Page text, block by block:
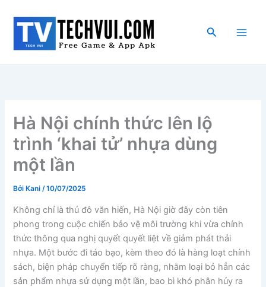
dung
Tìm
Hà Nội chính thức lên lộ
trình ‘khai tử’ nhựa dùng
một lần
Bởi Kani/10/07/2025
Không chỉ là thủ đô văn hiến, Hà Nội giờ đây còn tiên
phong trong cuộc chiến bảo vệ môi trường khi vừa chính
thức thông qua nghị quyết quyết liệt về giảm phát thải
nhựa. Một bước đi táo bạo, kèm theo đó là hàng loạt chính
sách, biện pháp chuyển tiếp rõ ràng, nhằm loại bỏ hẳn các
sản phẩm nhựa sử dụng một lần, bao bì khó phân hủy ra